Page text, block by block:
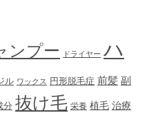
ンプー ドライヤー ハ
ル ワックス 円形脱毛症 前髪 副
分 抜け毛 栄養 植毛 治療